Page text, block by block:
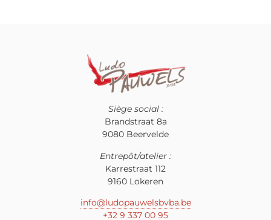
Siège social :
Brandstraat 8a
9080 Beervelde
Entrepôt/atelier :
Karrestraat 112
9160 Lokeren
info@ludopauwelsbvba.be
+32 9 337 00 95